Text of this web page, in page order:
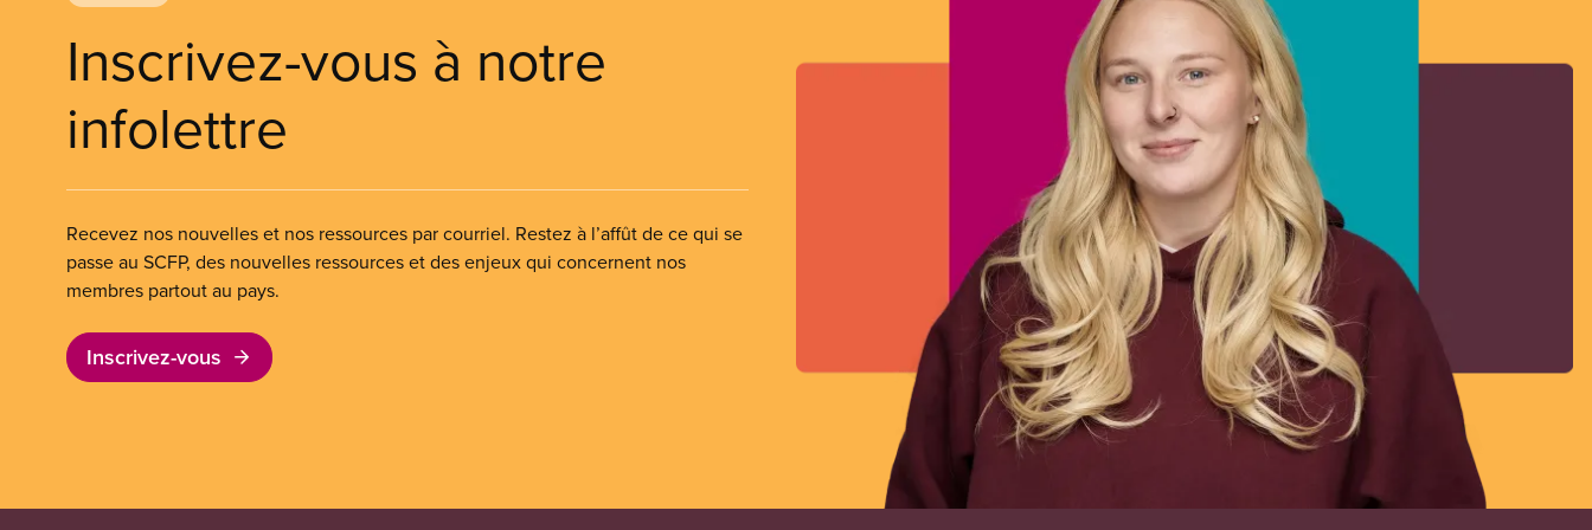
Inscrivez-vous à notre
infolettre
Recevez nos nouvelles et nos ressources par courriel. Restez à l’affût de ce qui se
passe au SCFP, des nouvelles ressources et des enjeux qui concernent nos
membres partout au pays.
Inscrivez-vous